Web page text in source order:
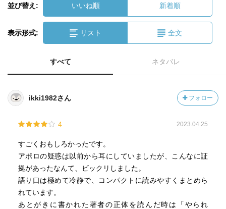
並び替え: いいね順 新着順
表示形式: リスト 全文
すべて ネタバレ
ikki1982さん フォロー
4 2023.04.25
すごくおもしろかったです。
アポロの疑惑は以前から耳にしていましたが、こんなに証
拠があったなんて、ビックリしました。
語り口は極めて冷静で、コンパクトに読みやすくまとめら
れています。
あとがきに書かれた著者の正体を読んだ時は「やられ